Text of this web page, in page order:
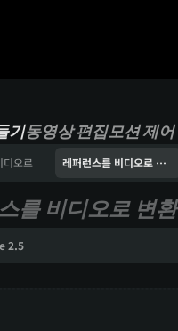
기동영상 편집모션 제어
디오로 레퍼런스를 비디오로 변환
를 비디오로 변환
2.5